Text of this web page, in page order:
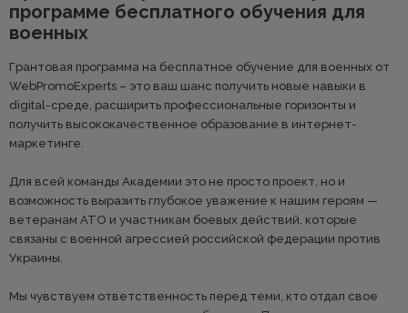
программе бесплатного обучения для
военных
Грантовая программа на бесплатное обучение для военных от
WebPromoExperts – это ваш шанс получить новые навыки в
digital-среде, расширить профессиональные горизонты и
получить высококачественное образование в интернет-
маркетинге.
Для всей команды Академии это не просто проект, но и
возможность выразить глубокое уважение к нашим героям —
ветеранам АТО и участникам боевых действий, которые
связаны с военной агрессией российской федерации против
Украины.
Мы чувствуем ответственность перед теми, кто отдал свое